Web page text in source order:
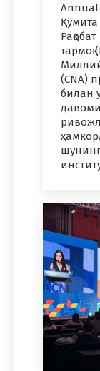
Annual
тармоқ
(CNA)
билан